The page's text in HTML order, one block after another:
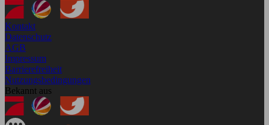
Kontakt
Datenschutz
AGB
Impressum
Barrierefreiheit
Nutzungsbedingungen
Bekannt aus